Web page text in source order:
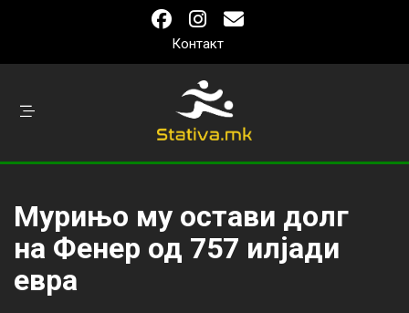
Контакт
Мурињо му остави долг
на Фенер од 757 илјади
евра